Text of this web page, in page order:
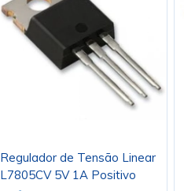
Regulador de Tensão Linear
L7805CV 5V 1A Positivo